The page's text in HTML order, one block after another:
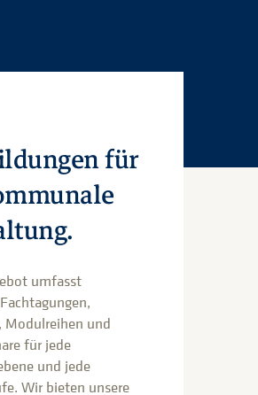
für
umfasst
Modulreihen und
für jede
und jede
Wir bieten unsere